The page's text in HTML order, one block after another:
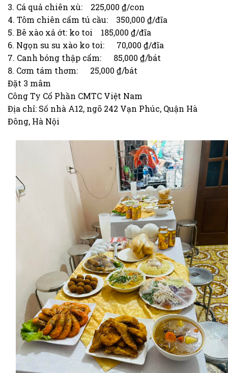
3. Cá quả chiên xù: 225,000 ₫/con
4. Tôm chiên cẩm tú cầu: 350,000 ₫/đĩa
5. Bê xào xả ớt: ko toi 185,000 ₫/đĩa
6. Ngọn su su xào ko toi: 70,000 ₫/đĩa
7. Canh bóng thập cẩm: 85,000 ₫/bát
8. Cơm tám thơm: 25,000 ₫/bát
Đặt 3 mâm
Công Ty Cổ Phần CMTC Việt Nam
Địa chỉ: Số nhà A12, ngõ 242 Vạn Phúc, Quận Hà
Đông, Hà Nội